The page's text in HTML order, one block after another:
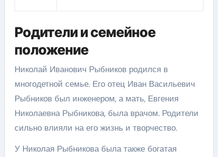
Родители и семейное
положение
Николай Иванович Рыбников родился в
многодетной семье. Его отец Иван Васильевич
Рыбников был инженером, а мать, Евгения
Николаевна Рыбникова, была врачом. Родители
сильно влияли на его жизнь и творчество.
У Николая Рыбникова была также богатая